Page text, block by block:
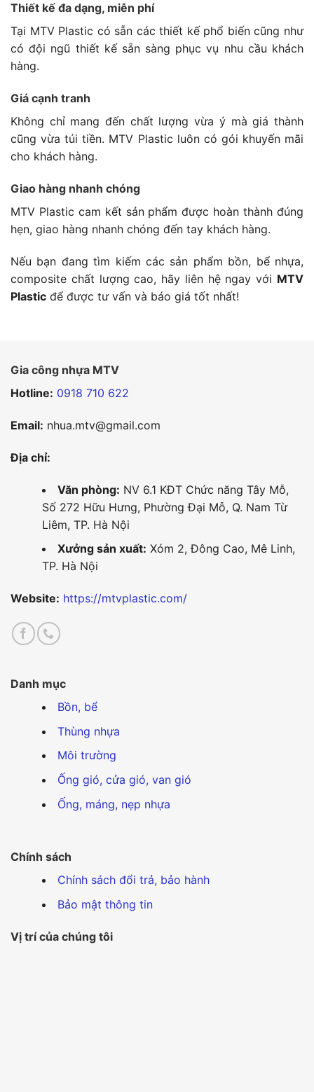
Thiết kế đa dạng, miễn phí
Tại MTV Plastic có sẵn các thiết kế phổ biến cũng như
có đội ngũ thiết kế sẵn sàng phục vụ nhu cầu khách
hàng.
Giá cạnh tranh
Không chỉ mang đến chất lượng vừa ý mà giá thành
cũng vừa túi tiền. MTV Plastic luôn có gói khuyến mãi
cho khách hàng.
Giao hàng nhanh chóng
MTV Plastic cam kết sản phẩm được hoàn thành đúng
hẹn, giao hàng nhanh chóng đến tay khách hàng.
Nếu bạn đang tìm kiếm các sản phẩm bồn, bể nhựa,
composite chất lượng cao, hãy liên hệ ngay với MTV
Plastic để được tư vấn và báo giá tốt nhất!
Gia công nhựa MTV
Hotline: 0918 710 622
Email: nhua.mtv@gmail.com
Địa chỉ:
Văn phòng: NV 6.1 KĐT Chức năng Tây Mỗ,
Số 272 Hữu Hưng, Phường Đại Mỗ, Q. Nam Từ
Liêm, TP. Hà Nội
Xưởng sản xuất: Xóm 2, Đông Cao, Mê Linh,
TP. Hà Nội
Website: https://mtvplastic.com/
Danh mục
Bồn, bể
Thùng nhựa
Môi trường
Ống gió, cửa gió, van gió
Ống, máng, nẹp nhựa
Chính sách
Chính sách đổi trả, bảo hành
Bảo mật thông tin
Vị trí của chúng tôi